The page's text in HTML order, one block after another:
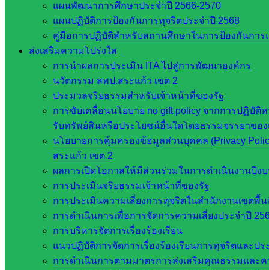
แผนพัฒนาการศึกษาประจำปี 2566-2570
แผนปฏิบัติการป้องกันการทุจริตประจำปี 2568
คู่มือการปฏิบัติสำหรับสถานศึกษาในการป้องกันการ
ส่งเสริมความโปร่งใส
การนำผลการประเมิน ITA ไปสู่การพัฒนาองค์กร
นวัตกรรม สพป.สระแก้ว เขต 2
ประมวลจริยธรรมสำหรับเจ้าหน้าที่ของรัฐ
การขับเคลื่อนนโยบาย no gift policy จากการปฏิบั
รับทรัพย์สินหรือประโยชน์อื่นใดโดยธรรมจรรยาขอ
นโยบายการคุ้มครองข้อมูลส่วนบุคคล (Privacy
สระแก้ว เขต 2
ผลการเปิดโอกาสให้มีส่วนร่วมในการดำเนินงานปีง
การประเมินจริยธรรมเจ้าหน้าที่ของรัฐ
การประเมินความเสี่ยงการทุจริตในสำนักงานเขต
การดำเนินการเพื่อการจัดการความเสี่ยงประจำปี
การบริหารจัดการเรื่องร้องเรียน
แนวปฏิบัติการจัดการเรื่องร้องเรียนการทุจริตและป
การดำเนินการตามมาตรการส่งเสริมคุณธรรมและ
web2021_admin
หน่วยงาน
ที่เกี่ยวข้อง
กระทรวง
ศึกษาธิการ
กระทรวง
การ
อุดมศึกษา
สำนักงาน
เลขาธิการ
สภาการ